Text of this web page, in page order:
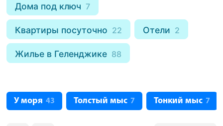
Дома под ключ 7
Квартиры посуточно 22 Отели 2
Жилье в Геленджике 88
У моря 43 Толстый мыс 7 Тонкий мыс 7